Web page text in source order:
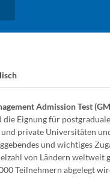
Admission Test
die Eignung für
private Universitäten
und wichtiges
von Ländern weltweit
Teilnehmern abgelegt